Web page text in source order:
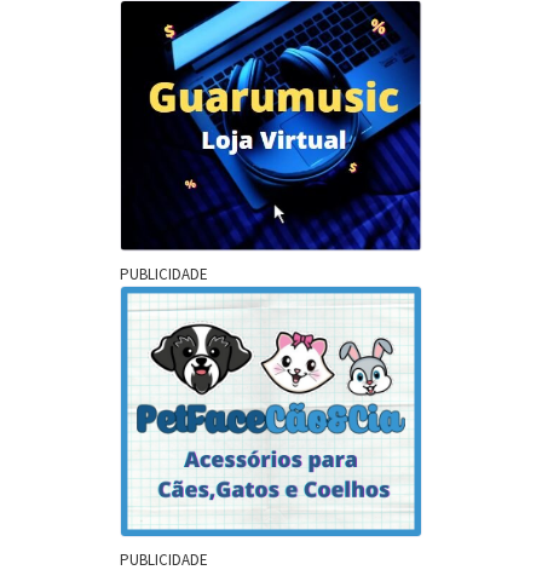
PUBLICIDADE
PUBLICIDADE